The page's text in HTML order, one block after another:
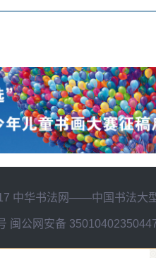
中华书法网——中国书法大
闽公网安备